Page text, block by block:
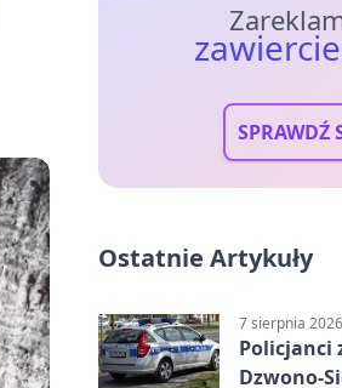
SPRAWDŹ
Ostatnie Artykuły
7 sierpnia 2026
Policjanci
Dzwono-